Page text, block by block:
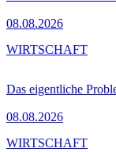
08.08.2026
Das eigentliche
08.08.2026
WIRTSCHAFT
WIRTSCHAFT